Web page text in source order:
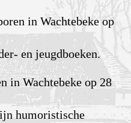
in Wachtebeke op
en jeugdboeken.
in Wachtebeke op 28
humoristische